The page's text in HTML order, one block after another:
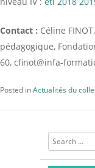
Contact : Céline
pédagogique,
60, cfinot@infa-
Posted inActualités du
Search